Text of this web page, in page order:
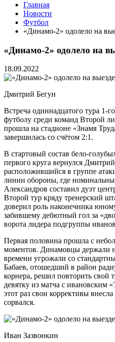
Главная
Новости
Футбол
«Динамо-2» одолело на
«Динамо-2» одолело на
18.09.2022
Дмитрий Бегун
Встреча одиннадцатого тура 1-
футболу среди команд Второй
прошла на стадионе «Знамя
завершилась со счётом 2:1.
В стартовый состав бело-
первого круга вернулся
расположившийся в группе
линии обороны, где
Александров составил дуэт
Второй тур кряду тренерский
доверил роль наконечника
забившему дебютный гол за
ворота лидера подгруппы
Первая половина прошла с
моментов. Динамовцы держали
времени угрожали со
Бабаев, отошедший в район
корнера, решил повторить
девятку из матча с ивановским
этот раз свои коррективы
сорвался.
Иван Зазвонкин